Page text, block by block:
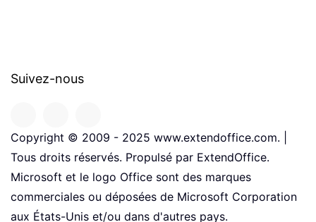
Suivez-nous
Copyright © 2009 - 2025 www.extendoffice.com. |
Tous droits réservés. Propulsé par ExtendOffice.
Microsoft et le logo Office sont des marques
commerciales ou déposées de Microsoft Corporation
aux États-Unis et/ou dans d'autres pays.